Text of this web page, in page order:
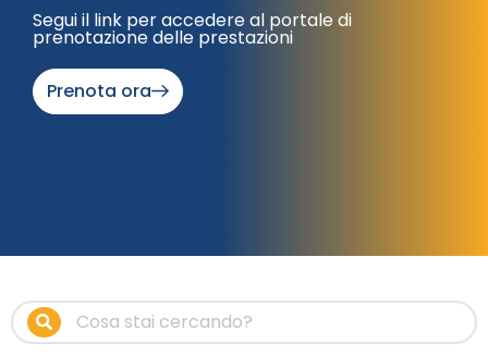
Segui il link per accedere al portale di
prenotazione delle prestazioni
Prenota ora